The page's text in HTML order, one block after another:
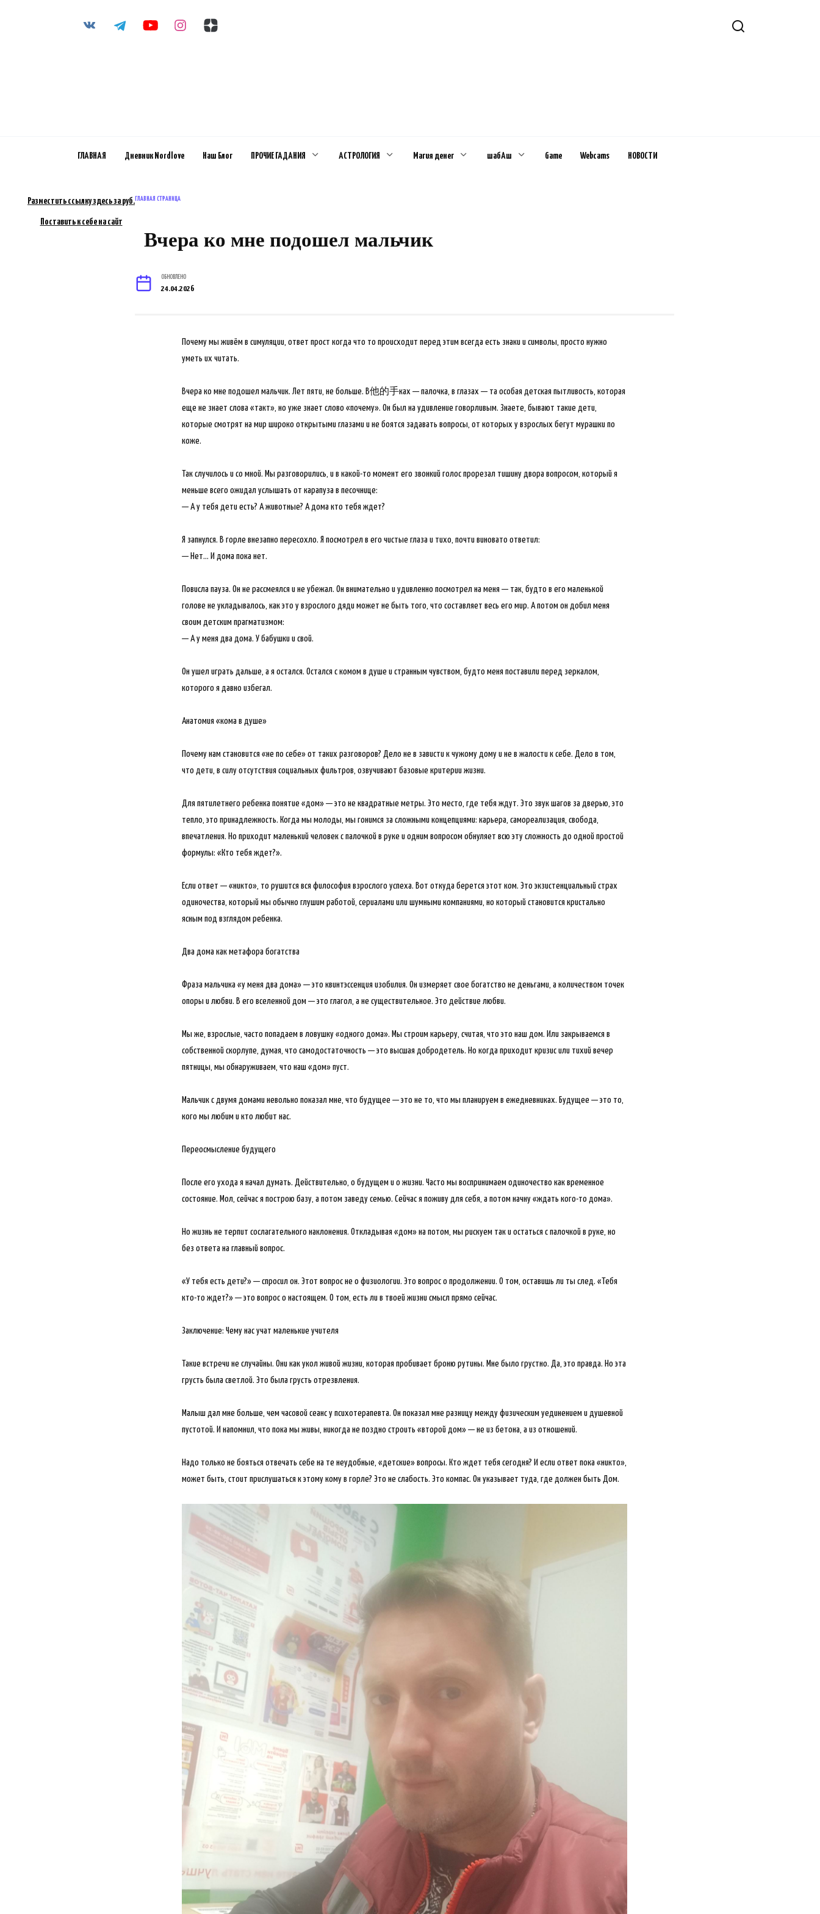
ГЛАВНАЯ Дневник Nordlove Наш Блог ПРОЧИЕ ГАДАНИЯ АСТРОЛОГИЯ Магия денег шабАш Game Webcams НОВОСТИ
ГЛАВНАЯ СТРАНИЦА
Вчера ко мне подошел мальчик
ОБНОВЛЕНО
24.04.2026
Почему мы живём в симуляции, ответ прост когда что то происходит перед этим всегда есть знаки и символы, просто нужно
уметь их читать.
Вчера ко мне подошел мальчик. Лет пяти, не больше. В他的手ках — палочка, в глазах — та особая детская пытливость, которая
еще не знает слова «такт», но уже знает слово «почему». Он был на удивление говорливым. Знаете, бывают такие дети,
которые смотрят на мир широко открытыми глазами и не боятся задавать вопросы, от которых у взрослых бегут мурашки по
коже.
Так случилось и со мной. Мы разговорились, и в какой-то момент его звонкий голос прорезал тишину двора вопросом, который я
меньше всего ожидал услышать от карапуза в песочнице:
— А у тебя дети есть? А животные? А дома кто тебя ждет?
Я запнулся. В горле внезапно пересохло. Я посмотрел в его чистые глаза и тихо, почти виновато ответил:
— Нет… И дома пока нет.
Повисла пауза. Он не рассмеялся и не убежал. Он внимательно и удивленно посмотрел на меня — так, будто в его маленькой
голове не укладывалось, как это у взрослого дяди может не быть того, что составляет весь его мир. А потом он добил меня
своим детским прагматизмом:
— А у меня два дома. У бабушки и свой.
Он ушел играть дальше, а я остался. Остался с комом в душе и странным чувством, будто меня поставили перед зеркалом,
которого я давно избегал.
Анатомия «кома в душе»
Почему нам становится «не по себе» от таких разговоров? Дело не в зависти к чужому дому и не в жалости к себе. Дело в том,
что дети, в силу отсутствия социальных фильтров, озвучивают базовые критерии жизни.
Для пятилетнего ребенка понятие «дом» — это не квадратные метры. Это место, где тебя ждут. Это звук шагов за дверью, это
тепло, это принадлежность. Когда мы молоды, мы гонимся за сложными концепциями: карьера, самореализация, свобода,
впечатления. Но приходит маленький человек с палочкой в руке и одним вопросом обнуляет всю эту сложность до одной простой
формулы: «Кто тебя ждет?».
Если ответ — «никто», то рушится вся философия взрослого успеха. Вот откуда берется этот ком. Это экзистенциальный страх
одиночества, который мы обычно глушим работой, сериалами или шумными компаниями, но который становится кристально
ясным под взглядом ребенка.
Два дома как метафора богатства
Фраза мальчика «у меня два дома» — это квинтэссенция изобилия. Он измеряет свое богатство не деньгами, а количеством точек
опоры и любви. В его вселенной дом — это глагол, а не существительное. Это действие любви.
Мы же, взрослые, часто попадаем в ловушку «одного дома». Мы строим карьеру, считая, что это наш дом. Или закрываемся в
собственной скорлупе, думая, что самодостаточность — это высшая добродетель. Но когда приходит кризис или тихий вечер
пятницы, мы обнаруживаем, что наш «дом» пуст.
Мальчик с двумя домами невольно показал мне, что будущее — это не то, что мы планируем в ежедневниках. Будущее — это то,
кого мы любим и кто любит нас.
Переосмысление будущего
После его ухода я начал думать. Действительно, о будущем и о жизни. Часто мы воспринимаем одиночество как временное
состояние. Мол, сейчас я построю базу, а потом заведу семью. Сейчас я поживу для себя, а потом начну «ждать кого-то дома».
Но жизнь не терпит сослагательного наклонения. Откладывая «дом» на потом, мы рискуем так и остаться с палочкой в руке, но
без ответа на главный вопрос.
«У тебя есть дети?» — спросил он. Этот вопрос не о физиологии. Это вопрос о продолжении. О том, оставишь ли ты след. «Тебя
кто-то ждет?» — это вопрос о настоящем. О том, есть ли в твоей жизни смысл прямо сейчас.
Заключение: Чему нас учат маленькие учителя
Такие встречи не случайны. Они как укол живой жизни, которая пробивает броню рутины. Мне было грустно. Да, это правда. Но эта
грусть была светлой. Это была грусть отрезвления.
Малыш дал мне больше, чем часовой сеанс у психотерапевта. Он показал мне разницу между физическим уединением и душевной
пустотой. И напомнил, что пока мы живы, никогда не поздно строить «второй дом» — не из бетона, а из отношений.
Надо только не бояться отвечать себе на те неудобные, «детские» вопросы. Кто ждет тебя сегодня? И если ответ пока «никто»,
может быть, стоит прислушаться к этому кому в горле? Это не слабость. Это компас. Он указывает туда, где должен быть Дом.
Разместить ссылку здесь за руб.
Поставить к себе на сайт